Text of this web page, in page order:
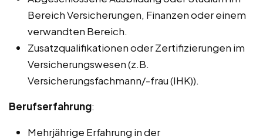
Bereich Versicherungen, Finanzen oder einem
verwandten Bereich.
Zusatzqualifikationen oder Zertifizierungen im
Versicherungswesen (z.B.
Versicherungsfachmann/-frau (IHK)).
Berufserfahrung:
Mehrjährige Erfahrung in der